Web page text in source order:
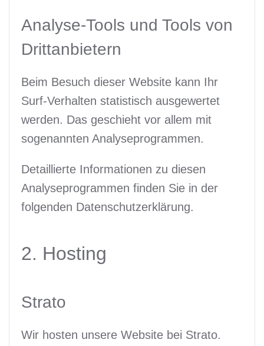
Analyse-Tools und Tools von
Dritt­anbietern
Beim Besuch dieser Website kann Ihr
Surf-Verhalten statistisch ausgewertet
werden. Das geschieht vor allem mit
sogenannten Analyseprogrammen.
Detaillierte Informationen zu diesen
Analyseprogrammen finden Sie in der
folgenden Datenschutzerklärung.
2. Hosting
Strato
Wir hosten unsere Website bei Strato.